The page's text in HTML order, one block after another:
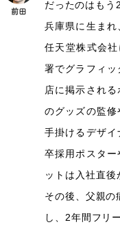
だったのはもう
兵庫県に生ま
任天堂株式会
署でグラフィ
店に掲示され
のグッズの監
手掛けるデザ
卒採用ポスタ
ットは入社直後
その後、父親の
し、2年間フリ